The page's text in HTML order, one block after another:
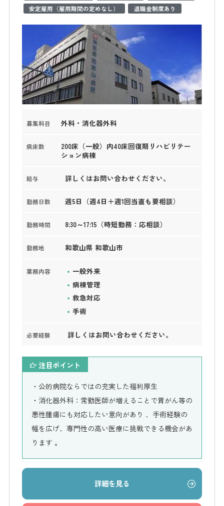
安定雇用（雇用期間の定めなし）
退職金制度あり
募集科目 外科・消化器外科
病床数
200床（一般）内40床回復期リハビリテー
ション病棟
給与 詳しくはお問い合わせください。
勤務日数 週5日（週4日＋週1回当直も要相談）
勤務時間 8:30～17:15（時短勤務：応相談）
勤務地 和歌山県 和歌山市
業務内容
一般外来
病棟管理
救急対応
手術
必要経験 詳しくはお問い合わせください。
注目ポイント
・公的病院ならではの充実した福利厚生
・消化器外科：常勤医師が増えることで胃がん等の
悪性腫瘍にも対応したい意向があり 、手術経験の
幅を広げ、専門性の高い医療に挑戦できる機会があ
ります 。
詳細を見る